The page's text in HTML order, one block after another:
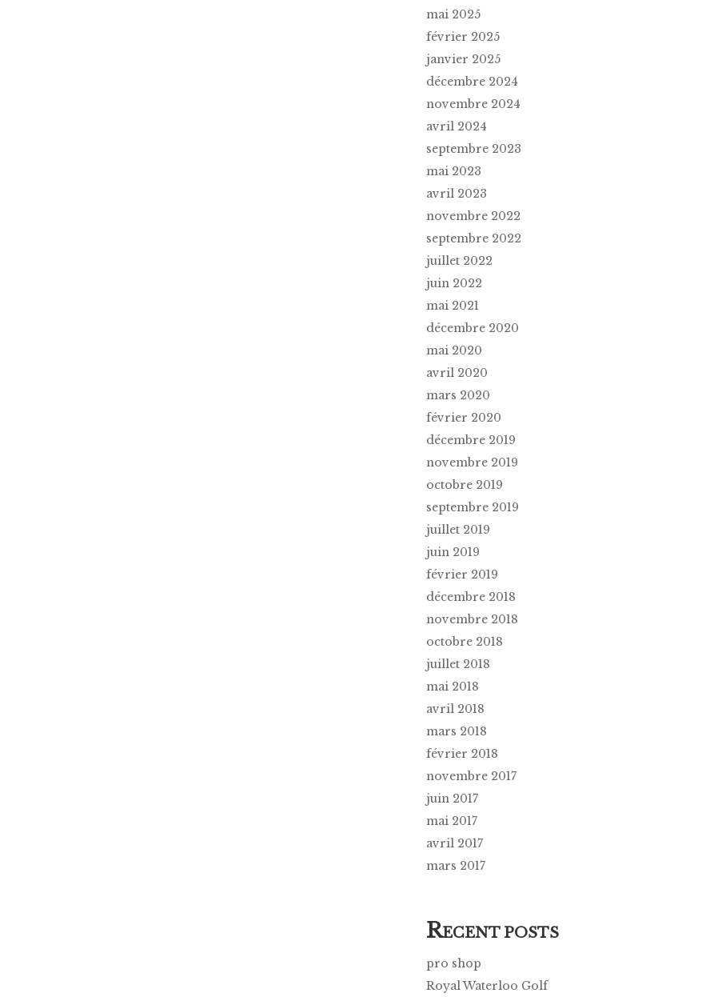
mai 2025
février 2025
janvier 2025
décembre 2024
novembre 2024
avril 2024
septembre 2023
mai 2023
avril 2023
novembre 2022
septembre 2022
juillet 2022
juin 2022
mai 2021
décembre 2020
mai 2020
avril 2020
mars 2020
février 2020
décembre 2019
novembre 2019
octobre 2019
septembre 2019
juillet 2019
juin 2019
février 2019
décembre 2018
novembre 2018
octobre 2018
juillet 2018
mai 2018
avril 2018
mars 2018
février 2018
novembre 2017
juin 2017
mai 2017
avril 2017
mars 2017
RECENT POSTS
pro shop
Royal Waterloo Golf